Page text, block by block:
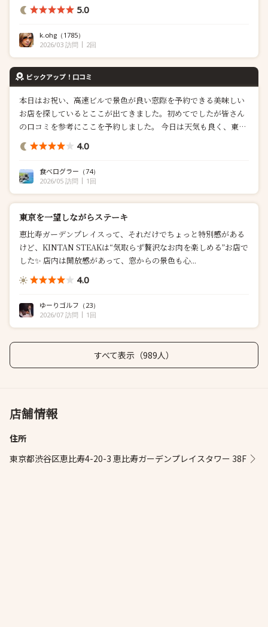
るお店はあるだろうか。。。 前回NEWoMAN高輪の焼肉 Bovin
d'Orに伺わせて頂いた連中プラス1名の計5名で訪問。久しぶりに
揃えて行こう...
5.0
k.ohg （1785）
2026/03 訪問
2回
ピックアップ！口コミ
本日はお祝い、高速ビルで景色が良い窓際を予約できる美味しい
お店を探しているとここが出てきました。初めてでしたが皆さん
の口コミを参考にここを予約しました。 今日は天気も良く、東京
タワー、六本木ヒルズの他、足立区の花火もかなり遠くですが見
れて、ものすごく良かったです！ まだ明るいうちから、乾杯シャ
4.0
食べログラー （74）
2026/05 訪問
1回
東京を一望しながらステーキ
恵比寿ガーデンプレイスって、それだけでちょっと特別感がある
けど、KINTAN STEAKは“気取らず贅沢なお肉を楽しめる”お店で
した✨ 店内は開放感があって、窓からの景色も心...
4.0
ゆーりゴルフ （23）
2026/07 訪問
1回
すべて表示（989人）
店舗情報
住所
東京都渋谷区恵比寿4-20-3 恵比寿ガーデンプレイスタワー 38F